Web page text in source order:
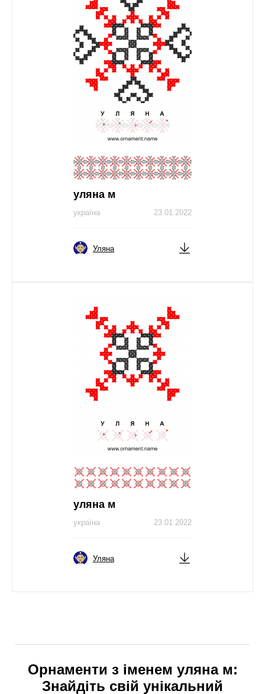
уляна м
23.01.2022
україна
Уляна
уляна м
23.01.2022
україна
Уляна
Орнаменти з іменем уляна м:
Знайдіть свій унікальний